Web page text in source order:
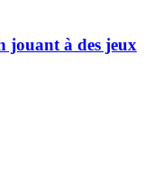
jouant à des jeux